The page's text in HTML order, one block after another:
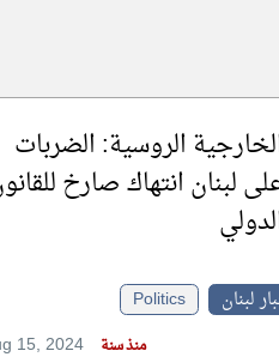
الروسية: الضربات
لبنان انتهاك صارخ
لبنان
Politics
15, 2024
منذ سنة